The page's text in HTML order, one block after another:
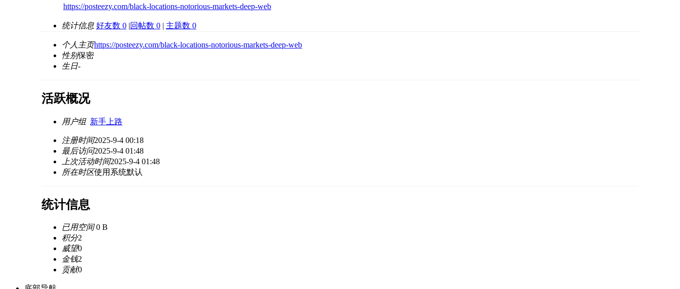
https://posteezy.com/black-locations-notorious-markets-deep-web
统计信息 好友数 0 |回帖数 0 | 主题数 0
个人主页https://posteezy.com/black-locations-notorious-markets-deep-web
性别保密
生日-
活跃概况
用户组 新手上路
注册时间2025-9-4 00:18
最后访问2025-9-4 01:48
上次活动时间2025-9-4 01:48
所在时区使用系统默认
统计信息
已用空间0 B
积分2
威望0
金钱2
贡献0